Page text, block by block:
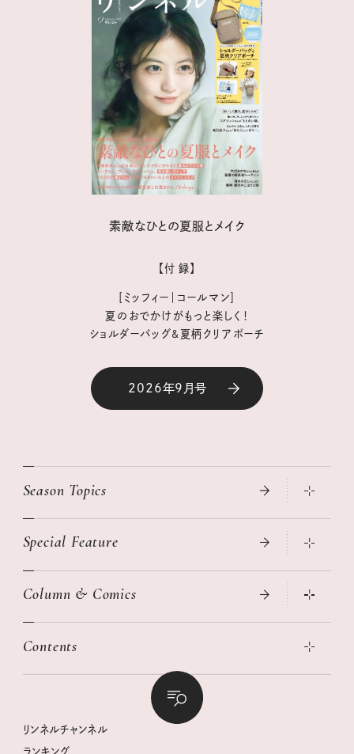
素敵なひとの夏服とメイク
【付 録】
［ミッフィー｜コールマン］
夏のおでかけがもっと楽しく！
ショルダーバッグ&夏柄クリアポーチ
2026年9月号
Season Topics
真夏のひんやりグッズ 2026
ニトリ・イケア・無印良品で賢くおしゃれなインテリア
絶品、お餅レシピ大集合！
世界のサンタさんに会って来た！
クラフトビール案内
Special Feature
2026年春夏 トレンドファッションニュース
女子旅おすすめスポット 暮らすように心地いいリンネル旅ガイ
幸せな老後のための リンネルマネー講座
私の住むまち、好きな場所。LOCAL LIFE REPORT
リンネル 暮らしの道具大賞
Column & Comics
ぐれいさん
清水みさとの食いしんぼう寄り道サウナ
Contents
リンネルおしゃれファッションスナップ
リンネル暮らし部
リンネルチャンネル
リンネルチャンネル
ランキング